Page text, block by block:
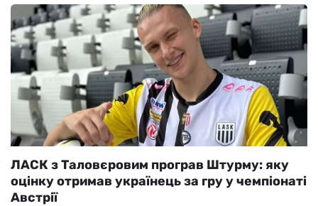
ЛАСК з Таловєровим програв Штурму: яку
оцінку отримав українець за гру у чемпіонаті
Австрії